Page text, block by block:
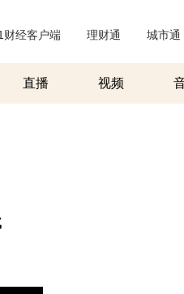
财经客户端 理财通 城市通
直播 视频